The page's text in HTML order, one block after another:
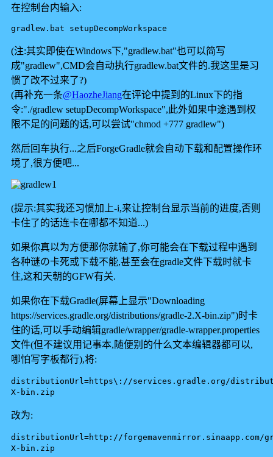
在控制台内输入:
gradlew.bat setupDecompWorkspace
(注:其实即使在Windows下,"gradlew.bat"也可以简写
成"gradlew",CMD会自动执行gradlew.bat文件的.我这里是习
惯了改不过来了?)
(再补充一条@HaozheJiang在评论中提到的Linux下的指
令:"./gradlew setupDecompWorkspace",此外如果中途遇到权
限不足的问题的话,可以尝试"chmod +777 gradlew")
然后回车执行...之后ForgeGradle就会自动下载和配置操作环
境了,很方便吧...
(提示:其实我还习惯加上-i,来让控制台显示当前的进度,否则
卡住了的话连卡在哪都不知道...)
如果你真以为方便那你就输了,你可能会在下载过程中遇到
各种谜の卡死或下载不能,甚至会在gradle文件下载时就卡
住,这和天朝的GFW有关.
如果你在下载Gradle(屏幕上显示"Downloading
https://services.gradle.org/distributions/gradle-2.X-bin.zip")时卡
住的话,可以手动编辑gradle/wrapper/gradle-wrapper.properties
文件(但不建议用记事本,随便别的什么文本编辑器都可以,
哪怕写字板都行),将:
distributionUrl=https\://services.gradle.org/
X-bin.zip
改为:
distributionUrl=http://forgemavenmirror.sinaapp.com/
X-bin.zip